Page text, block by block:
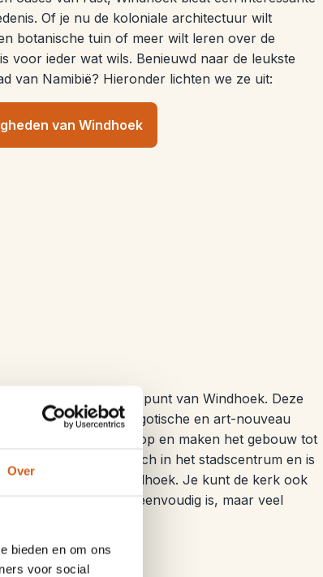
Over
bieden en om ons
voor social
Of je nu de koloniale architectuur wilt
botanische tuin of meer wilt leren over de
voor ieder wat wils. Benieuwd naar de leukste
van Namibië? Hieronder lichten we ze uit:
van Windhoek
het meest herkenbare punt van Windhoek. Deze
en is een mix van gotische en art-nouveau
vallen meteen op en maken het gebouw tot
De kerk bevindt zich in het stadscentrum en is
door Windhoek. Je kunt de kerk ook
dat de binnenkant eenvoudig is, maar veel